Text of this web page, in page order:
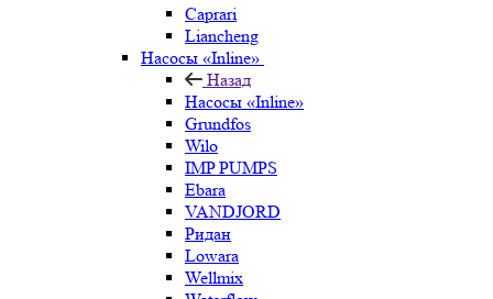
Caprari
Liancheng
Насосы «Inline»
Назад
Насосы «Inline»
Grundfos
Wilo
IMP PUMPS
Ebara
VANDJORD
Ридан
Lowara
Wellmix